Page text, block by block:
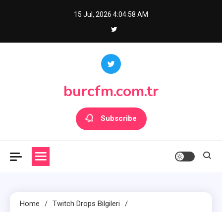
15 Jul, 2026 4:05:00 AM
burcfm.com.tr
Subscribe
Home
Twitch Drops Bilgileri